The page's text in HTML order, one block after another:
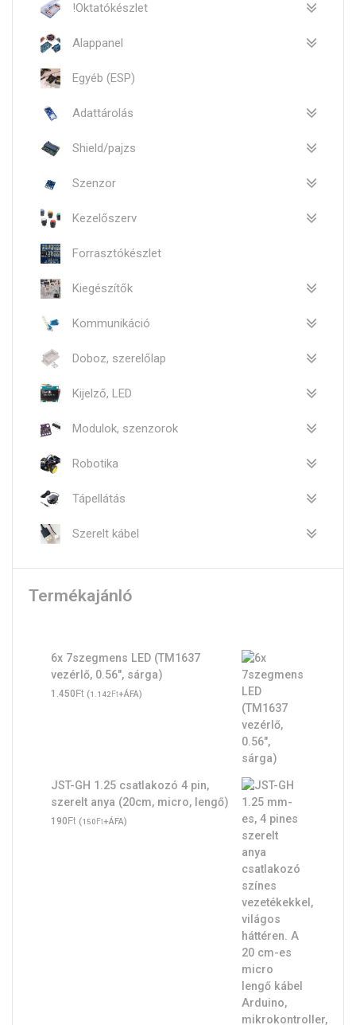
!Oktatókészlet
Alappanel
Egyéb (ESP)
Adattárolás
Shield/pajzs
Szenzor
Kezelőszerv
Forrasztókészlet
Kiegészítők
Kommunikáció
Doboz, szerelőlap
Kijelző, LED
Modulok, szenzorok
Robotika
Tápellátás
Szerelt kábel
Termékajánló
6x 7szegmens LED (TM1637
vezérlő, 0.56", sárga)
1.450Ft (1.142Ft+ÁFA)
JST-GH 1.25 csatlakozó 4 pin,
szerelt anya (20cm, micro, lengő)
190Ft (150Ft+ÁFA)